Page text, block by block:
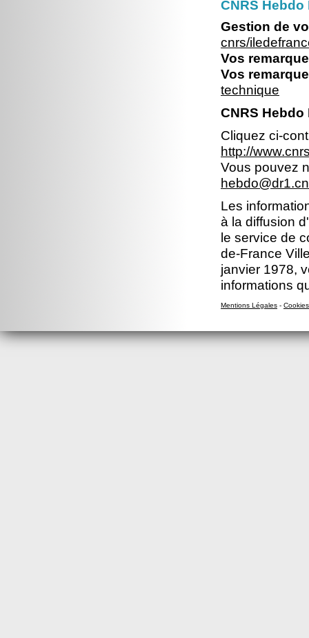
CNRS
Gestion de
cnrs/
Vos
Vos
technique
CNRS
Cliquez ci-
http://
Vous pouvez
Les
à la diffusion
le service de
de-France
janvier 1978,
informations
Mentions Légales - Cookies